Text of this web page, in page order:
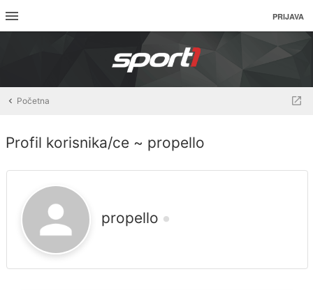
PRIJAVA
Početna
Profil korisnika/ce ~ propello
propello